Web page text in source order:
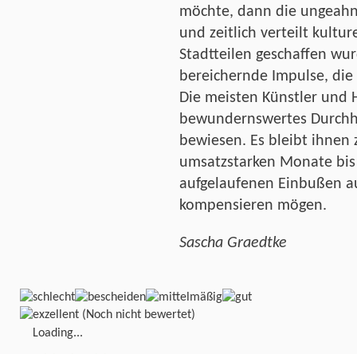
möchte, dann die
und zeitlich verteilt
Stadtteilen geschaffen
bereichernde Impulse,
Die meisten Künstler und
bewundernswertes
bewiesen. Es bleibt ihnen
umsatzstarken Monate
aufgelaufenen Einbußen
kompensieren mögen.
Sascha Graedtke
(Noch nicht bewertet)
Loading...